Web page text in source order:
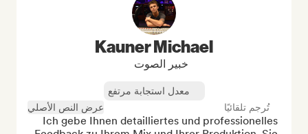
Kauner Michael
خبير الصوت
معدل استجابة مرتفع
تُرجم تلقائيًا
عرض النص الأصلي
Ich gebe Ihnen detailliertes und professionelles